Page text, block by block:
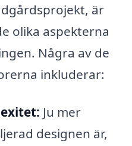
är
olika aspekterna
Några av de
inkluderar:
Ju mer
designen är,